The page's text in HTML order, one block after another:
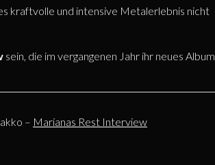
kraftvolle und intensive Metalerlebnis nicht
sein, die im vergangenen Jahr ihr neues Album
– Marianas Rest Interview